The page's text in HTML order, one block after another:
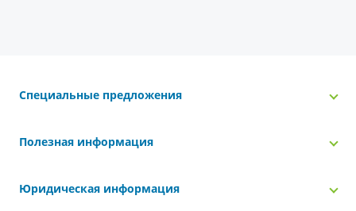
Специальные предложения
Полезная информация
Юридическая информация